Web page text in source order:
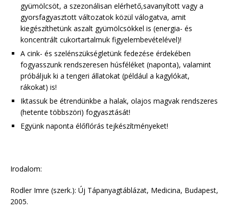
gyümölcsöt, a szezonálisan elérhető,savanyított vagy a
gyorsfagyasztott változatok közül válogatva, amit
kiegészíthetünk aszalt gyümölcsökkel is (energia- és
koncentrált cukortartalmuk figyelembevételével)!
A cink- és szelénszükségletünk fedezése érdekében
fogyasszunk rendszeresen húsféléket (naponta), valamint
próbáljuk ki a tengeri állatokat (például a kagylókat,
rákokat) is!
Iktassuk be étrendünkbe a halak, olajos magvak rendszeres
(hetente többszöri) fogyasztását!
Együnk naponta élőflórás tejkészítményeket!
Irodalom:
Rodler Imre (szerk.): Új Tápanyagtáblázat, Medicina, Budapest,
2005.